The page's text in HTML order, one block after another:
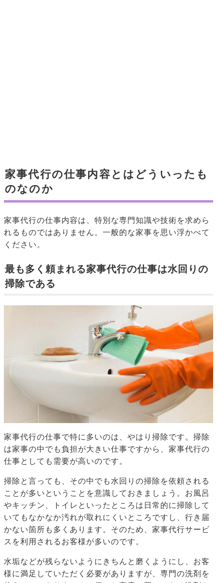
家事代行の仕事内容とはどういったも
のなのか
家事代行の仕事内容は、特別な専門知識や技術を求めら
れるものではありません。一般的な家事を思い浮かべて
ください。
最も多く頼まれる家事代行の仕事は水回りの
掃除である
家事代行の仕事で特に多いのは、やはり掃除です。掃除
は家事の中でも負担が大きい仕事ですから、家事代行の
仕事としても需要が高いのです。
掃除と言っても、その中でも水回りの掃除を依頼される
ことが多いということを意識しておきましょう。お風呂
やキッチン、トイレといったところは日常的に掃除して
いてもなかなか汚れが取れにくいところですし、行き届
かない箇所も多くあります。そのため、家事代行サービ
スを利用されるお客様が多いのです。
水垢などが残らないようにきちんと磨くようにし、お客
様に満足していただく必要がありますが、専門の洗剤を